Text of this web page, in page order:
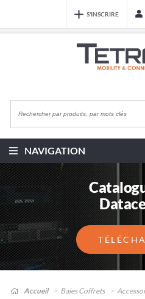
S'INSCRIRE
NAVIGATION
Accueil Baies Coffrets